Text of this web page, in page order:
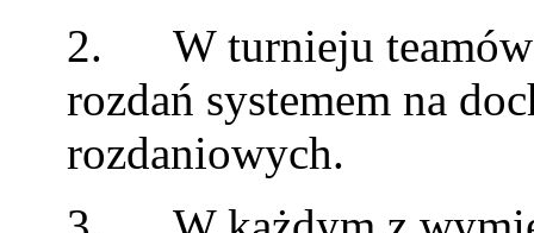
2. W turnieju teamów
rozdań systemem na
rozdaniowych.